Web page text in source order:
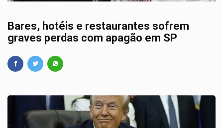
Bares, hotéis e restaurantes sofrem
graves perdas com apagão em SP